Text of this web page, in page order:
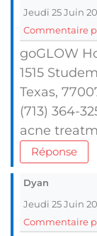
Jeudi 25 Juin
Commentaire
goGLOW
1515
Texas,
(713) 364-
acne
Réponse
Dyan
Jeudi 25 Juin
Commentaire